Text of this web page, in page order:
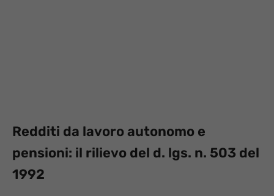
Redditi da lavoro autonomo e
pensioni: il rilievo del d. lgs. n. 503 del
1992